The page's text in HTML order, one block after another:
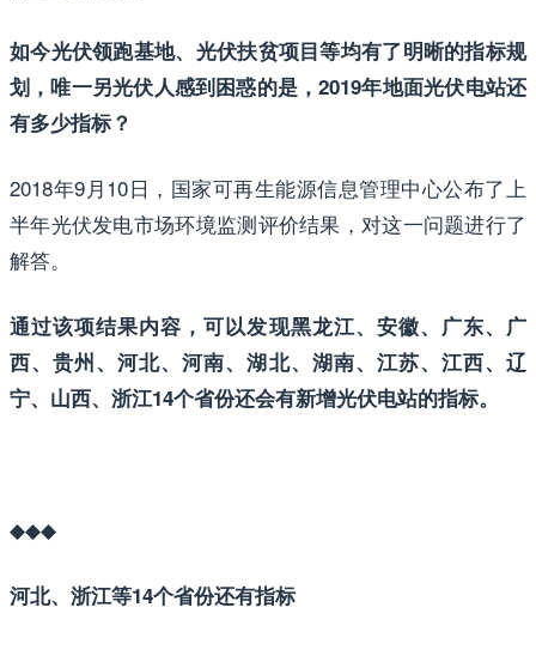
如今光伏领跑基地、光伏扶贫项目等均有了明晰的指标规
划，唯一另光伏人感到困惑的是，2019年地面光伏电站还
有多少指标？
2018年9月10日，国家可再生能源信息管理中心公布了上
半年光伏发电市场环境监测评价结果，对这一问题进行了
解答。
通过该项结果内容，可以发现黑龙江、安徽、广东、广
西、贵州、河北、河南、湖北、湖南、江苏、江西、辽
宁、山西、浙江14个省份还会有新增光伏电站的指标。
◆◆◆
河北、浙江等14个省份还有指标